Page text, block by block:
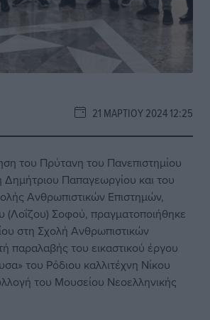
21 ΜΑΡΤΊΟΥ 2024 12:25
του Πρύτανη του Πανεπιστημίου
Δημήτριου Παπαγεωργίου και του
Ανθρωπιστικών Επιστημών,
(Λοΐζου) Σοφού, πραγματοποιήθηκε
στη Σχολή Ανθρωπιστικών
παραλαβής του εικαστικού έργου
του Ρόδιου καλλιτέχνη Νίκου
του Μουσείου Νεοελληνικής